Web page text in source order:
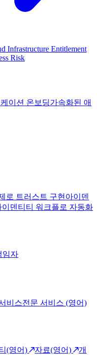
Infrastructure Entitlement
Risk
이션 온보딩가속화된 애
로 트러스트 구현 아이덴
이덴티티 워크플로 자동화
임자
비스전문 서비스 (영어)
(영어) 자료(영어)
개